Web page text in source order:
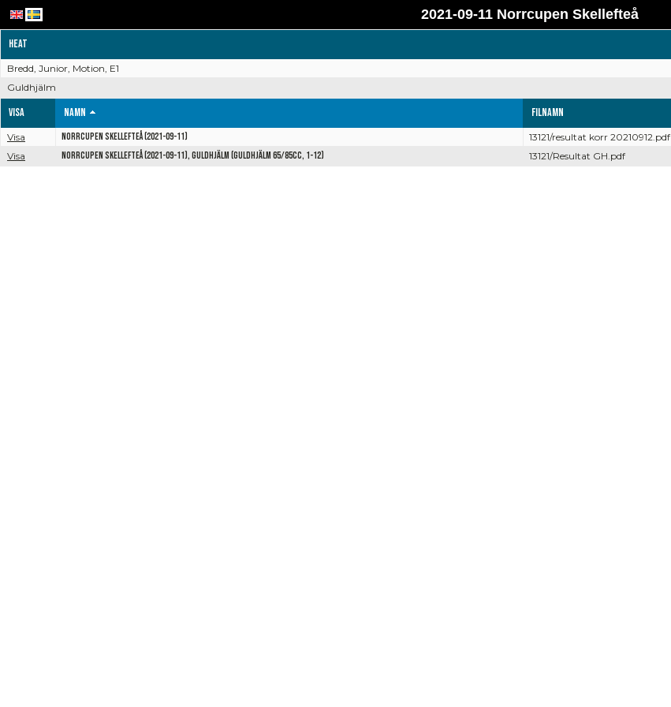
2021-09-11 Norrcupen Skellefteå
Heat
Bredd, Junior, Motion, E1
Guldhjälm
Visa Namn Filnamn
Visa Norrcupen Skellefteå (2021-09-11) 13121/resultat korr 20210912.pdf
Visa
Norrcupen Skellefteå (2021-09-11), Guldhjälm (Guldhjälm 65/85cc, 1-12) 13121/Resultat GH.pdf